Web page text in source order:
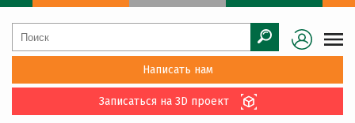
Написать нам
Записаться на 3D проект